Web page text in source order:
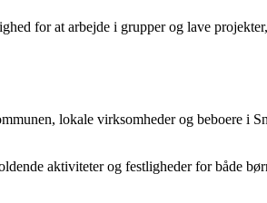
for at arbejde i grupper og lave
lokale virksomheder og beboere i
aktiviteter og festligheder for både